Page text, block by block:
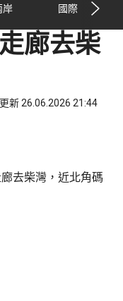
岸 國際
廊去柴
新 26.06.2026 21:44
去柴灣，近北角碼